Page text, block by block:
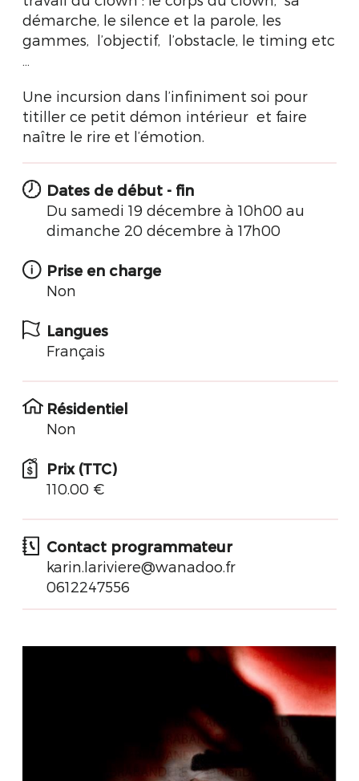
démarche, le silence et la parole, les
gammes, l’objectif, l’obstacle, le timing etc
Une incursion dans l’infiniment soi pour
titiller ce petit démon intérieur et faire
naître le rire et l’émotion.
Dates de début - fin
Du samedi 19 décembre à 10h00 au
dimanche 20 décembre à 17h00
Prise en charge
Non
Langues
Français
Résidentiel
Non
Prix (TTC)
110.00 €
Contact programmateur
karin.lariviere@wanadoo.fr
0612247556